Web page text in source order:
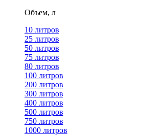
Объем, л
10 литров
25 литров
50 литров
75 литров
80 литров
100 литров
200 литров
300 литров
400 литров
500 литров
750 литров
1000 литров